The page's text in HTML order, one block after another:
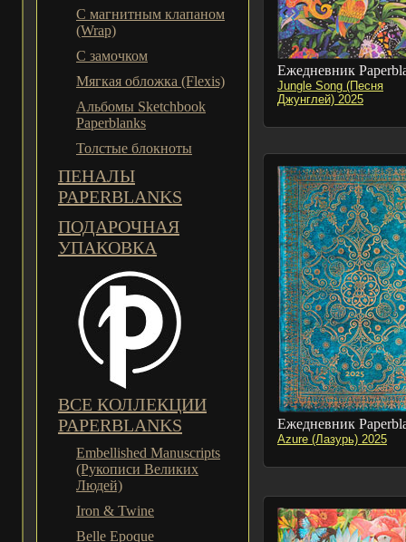
С магнитным клапаном
(Wrap)
С замочком
Мягкая обложка (Flexis)
Альбомы Sketchbook
Paperblanks
Толстые блокноты
ПЕНАЛЫ
PAPERBLANKS
ПОДАРОЧНАЯ
УПАКОВКА
ВСЕ КОЛЛЕКЦИИ
PAPERBLANKS
Embellished Manuscripts
(Рукописи Великих
Людей)
Iron & Twine
Belle Epoque
Ежедневник
Jungle Song (Песня
Джунглей) 2025
Ежедневник
Azure (Лазурь) 2025